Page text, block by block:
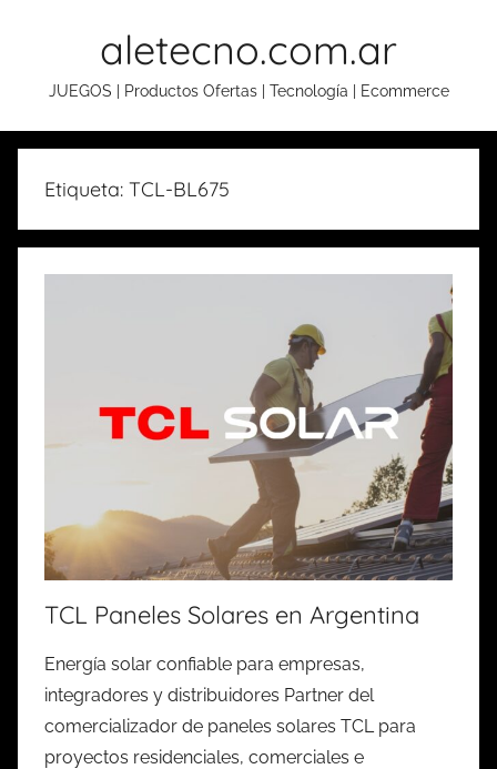
aletecno.com.ar
JUEGOS | Productos Ofertas | Tecnología | Ecommerce
Etiqueta: TCL-BL675
TCL Paneles Solares en Argentina
Energía solar confiable para empresas,
integradores y distribuidores Partner del
comercializador de paneles solares TCL para
proyectos residenciales, comerciales e